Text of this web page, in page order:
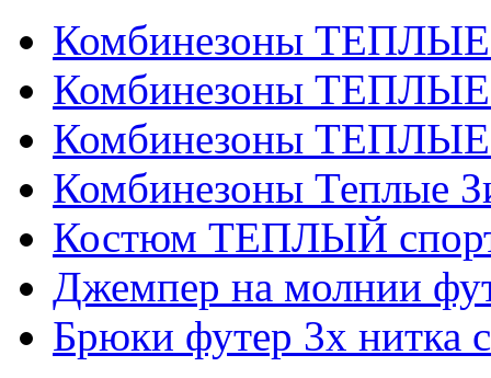
Комбинезоны
Комбинезоны
Комбинезоны ТЕПЛЫЕ
Комбинезоны Теплые
Костюм ТЕПЛЫЙ
Джемпер на молнии
Брюки футер 3х нитка